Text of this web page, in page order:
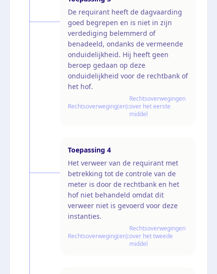
De requirant heeft de dagvaarding
goed begrepen en is niet in zijn
verdediging belemmerd of
benadeeld, ondanks de vermeende
onduidelijkheid. Hij heeft geen
beroep gedaan op deze
onduidelijkheid voor de rechtbank of
het hof.
Rechtsoverweging(en):
Rechtsoverwegingen
over het eerste
middel
Toepassing 4
Het verweer van de requirant met
betrekking tot de controle van de
meter is door de rechtbank en het
hof niet behandeld omdat dit
verweer niet is gevoerd voor deze
instanties.
Rechtsoverweging(en):
Rechtsoverwegingen
over het tweede
middel